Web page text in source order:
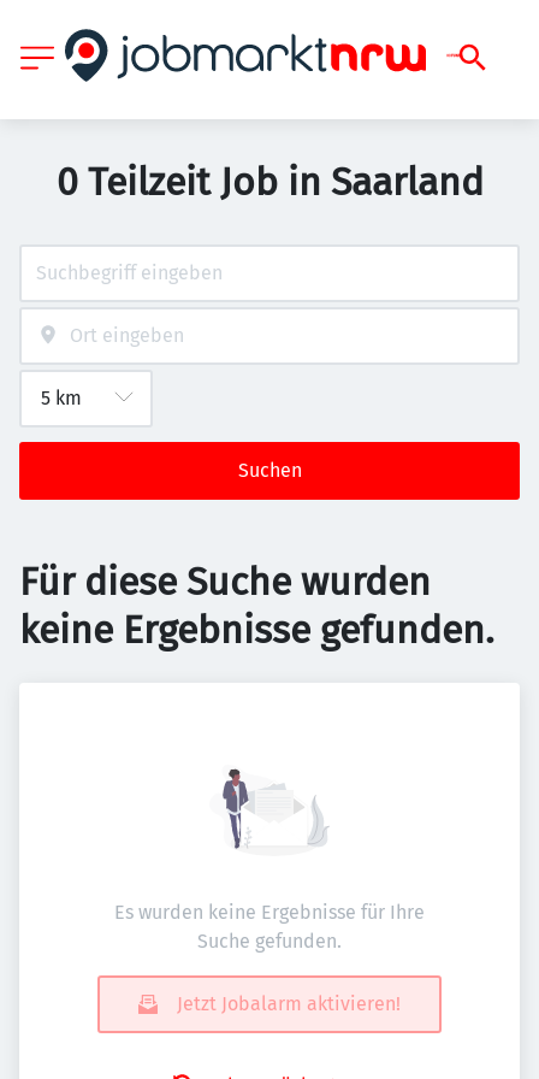
0 Teilzeit Job in Saarland
Suchen
Für diese Suche wurden
keine Ergebnisse gefunden.
Es wurden keine Ergebnisse für Ihre
Suche gefunden.
Jetzt Jobalarm aktivieren!